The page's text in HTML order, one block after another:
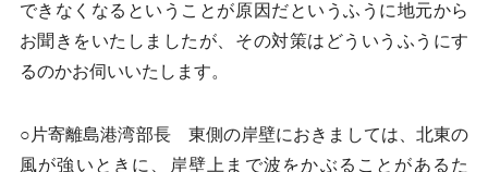
できなくなるということが原因だというふうに地元から
お聞きをいたしましたが、その対策はどういうふうにす
るのかお伺いいたします。
○片寄離島港湾部長 東側の岸壁におきましては、北東の
風が強いときに、岸壁上まで波をかぶることがあるた